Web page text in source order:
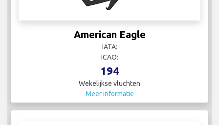
American Eagle
IATA:
ICAO:
194
Wekelijkse vluchten
Meer informatie